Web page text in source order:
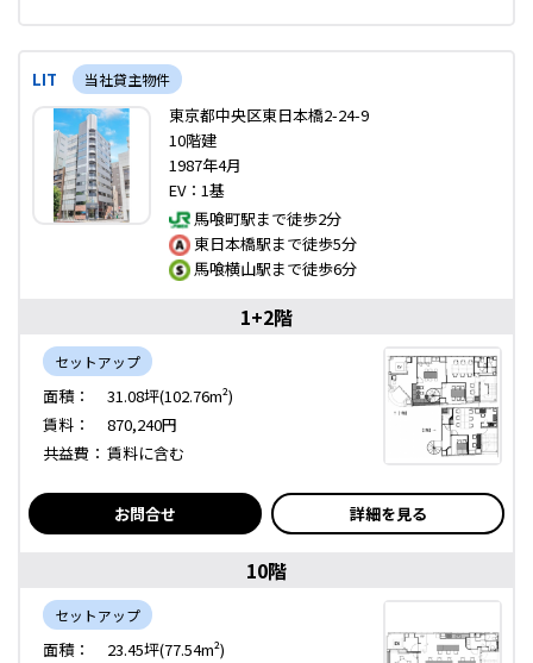
LIT 当社貸主物件
東京都中央区東日本橋2-24-9
10階建
1987年4月
EV：1基
馬喰町駅まで徒歩2分
東日本橋駅まで徒歩5分
馬喰横山駅まで徒歩6分
1+2階
セットアップ
面積：
31.08坪(102.76m²)
賃料：
870,240円
共益費： 賃料に含む
お問合せ 詳細を見る
10階
セットアップ
面積：
23.45坪(77.54m²)